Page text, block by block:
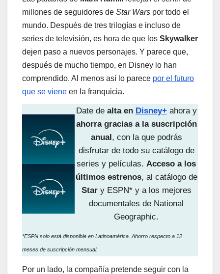
millones de seguidores de Star Wars por todo el
mundo. Después de tres trilogías e incluso de
series de televisión, es hora de que los Skywalker
dejen paso a nuevos personajes. Y parece que,
después de mucho tiempo, en Disney lo han
comprendido. Al menos así lo parece por el futuro
que se viene en la franquicia.
Date de alta en Disney+ahora y
ahorra gracias a la suscripción
anual , con la que podrás
disfrutar de todo su catálogo de
series y películas.Acceso a los
últimos estrenos, al catálogo de
Stary ESPN* y a los mejores
documentales de National
Geographic.
*ESPN solo está disponible en Latinoamérica. Ahorro respecto a 12
meses de suscripción mensual.
Por un lado, la compañía pretende seguir con la